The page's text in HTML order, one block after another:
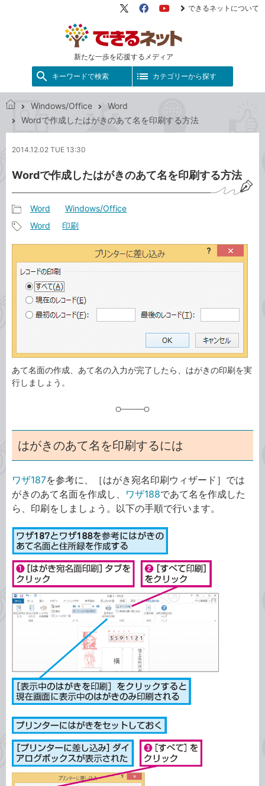
新たな一歩を応援するメディア
X（旧
FacebookYouTube
できるネットについて
キーワードで検索 カテゴリーから探す
で
ネ
ト
Windows/Office
Word
Wordで作成したはがきのあて名を印刷する方法
2014.12.02 TUE 13:30
Wordで作成したはがきのあて名を印刷する方法
事
カ
テ
ゴ
リ
Word Windows/Office
タ
グ
Word 印刷
あて名面の作成、あて名の入力が完了したら、はがきの印刷を実
行しましょう。
はがきのあて名を印刷するには
ワザ187を参考に、［はがき宛名印刷ウィザード］では
がきのあて名面を作成し、 ワザ188であて名を作成した
ら、印刷をしましょう。以下の手順で行います。